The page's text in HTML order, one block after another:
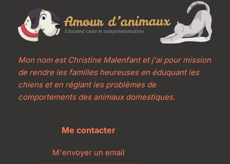
Mon nom est Christine Malenfant et j'ai pour mission
de rendre les familles heureuses en éduquant les
chiens et en réglant les problèmes de
comportements des animaux domestiques.
Me contacter
M'envoyer un email